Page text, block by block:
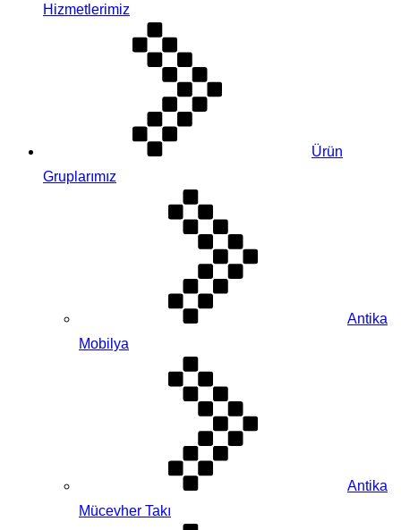
Hizmetlerimiz
Ürün
Gruplarımız
Antika
Mobilya
Antika
Mücevher Takı